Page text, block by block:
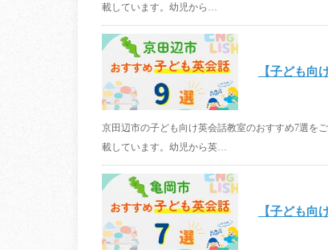
載しています。幼児から…
【子ども向
京田辺市の子ども向け英会話教室のおすすめ7選を
載しています。幼児から英…
【子ども向